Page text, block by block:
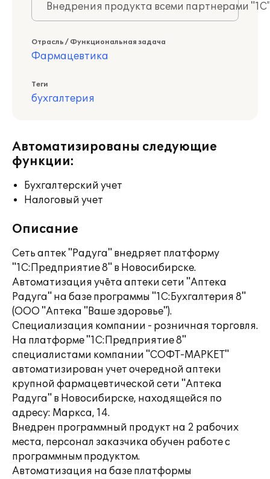
Внедрения продукта всеми партнерами
Отрасль / Функциональная задача
Фармацевтика
Теги
бухгалтерия
Автоматизированы следующие
функции:
Бухгалтерский учет
Налоговый учет
Описание
Сеть аптек "Радуга" внедряет платформу
"1С:Предприятие 8" в Новосибирске.
Автоматизация учёта аптеки сети "Аптека
Радуга" на базе программы "1С:Бухгалтерия 8"
(ООО "Аптека "Ваше здоровье").
Специализация компании - розничная торговля.
На платформе "1С:Предприятие 8"
специалистами компании "СОФТ-МАРКЕТ"
автоматизирован учет очередной аптеки
крупной фармацевтической сети "Аптека
Радуга" в Новосибирске, находящейся по
адресу: Маркса, 14.
Внедрен программный продукт на 2 рабочих
места, персонал заказчика обучен работе с
программным продуктом.
Автоматизация на базе платформы